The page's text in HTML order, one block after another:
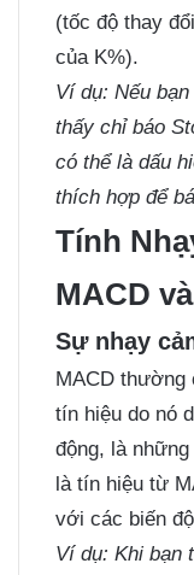
(tốc độ thay
của K%).
Ví dụ: Nếu
thấy chỉ báo
có thể là dấu
thích hợp để
Tính
MACD
Sự nhạy
MACD thường
tín hiệu do nó
động, là
là tín hiệu từ
với các biến
Ví dụ: Khi bạn